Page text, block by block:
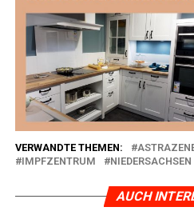
VERWANDTE THEMEN:
IMPFZENTRUM
NIEDERSACHSEN
AUCH